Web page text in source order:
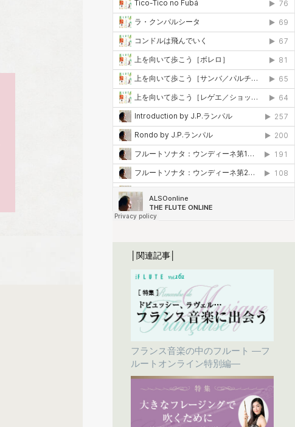
│関連記事│
フランス音楽の中のフルート ―フ
ルートオンライン特別編―